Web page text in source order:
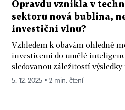
Opravdu vznikla v
sektoru nová bublina,
investiční vlnu?
Vzhledem k obavám ohledně
investicemi do umělé
sledovanou záležitostí
5. 12. 2025 ▪ 2 min. čtení